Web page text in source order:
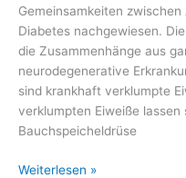
Gemeinsamkeiten
Diabetes nachgewiesen.
die Zusammenhänge aus
neurodegenerative
sind krankhaft verklumpte
verklumpten Eiweiße
Bauchspeicheldrüse
Was
Weiterlesen »